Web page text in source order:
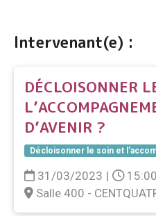
Intervenant(e) :
DÉCLOISONNER
D’AVENIR ?
Décloisonner le soin et
31/03/2023 |
Salle 400 -